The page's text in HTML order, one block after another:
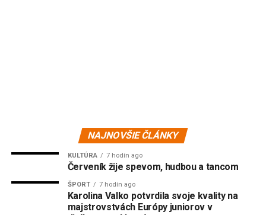
NAJNOVŠIE ČLÁNKY
KULTÚRA 7 hodín ago
Červeník žije spevom, hudbou a tancom
ŠPORT 7 hodín ago
Karolina Valko potvrdila svoje kvality na
majstrovstvách Európy juniorov v